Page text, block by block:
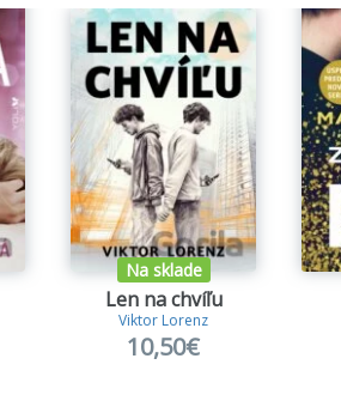
Na sklade
Len na chvíľu
Viktor Lorenz
10,50€